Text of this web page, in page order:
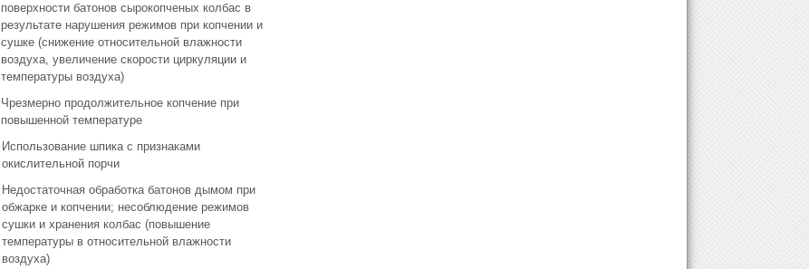
поверхности батонов сырокопченых колбас в
результате нарушения режимов при копчении и
сушке (снижение относительной влажности
воздуха, увеличение скорости циркуляции и
температуры воздуха)
Чрезмерно продолжительное копчение при
повышенной температуре
Использование шпика с признаками
окислительной порчи
Недостаточная обработка батонов дымом при
обжарке и копчении; несоблюдение режимов
сушки и хранения колбас (повышение
температуры в относительной влажности
воздуха)